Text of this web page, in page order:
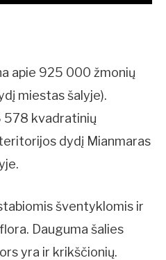
apie 925 000 žmonių
miestas šalyje).
578 kvadratinių
dydį Mianmaras
šventyklomis ir
Dauguma šalies
yra ir krikščionių.